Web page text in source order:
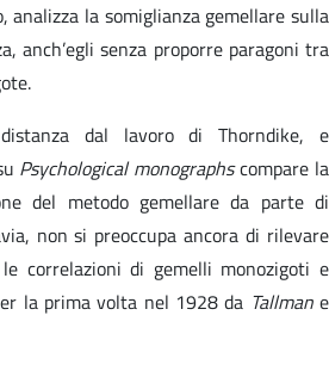
analizza la somiglianza gemellare sulla
anch’egli senza proporre paragoni tra
dal lavoro di Thorndike, e
Psychological monographscompare la
del metodo gemellare da parte di
non si preoccupa ancora di rilevare
correlazioni di gemelli monozigoti e
la prima volta nel 1928 da Tallmane